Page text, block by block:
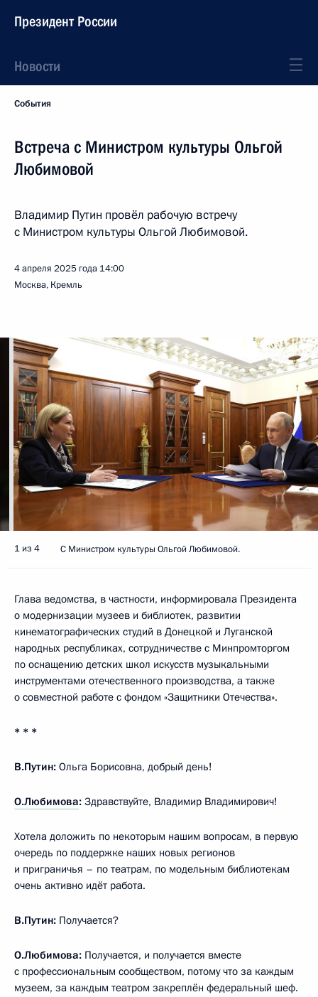
Президент России
Новости
События
Встреча с Министром культуры Ольгой
Любимовой
Владимир Путин провёл рабочую встречу
с Министром культуры Ольгой Любимовой.
4 апреля 2025 года 14:00
Москва, Кремль
1 из 4 С Министром культуры Ольгой Любимовой.
Глава ведомства, в частности, информировала Президента
о модернизации музеев и библиотек, развитии
кинематографических студий в Донецкой и Луганской
народных республиках, сотрудничестве с Минпромторгом
по оснащению детских школ искусств музыкальными
инструментами отечественного производства, а также
о совместной работе с фондом «Защитники Отечества».
* * *
В.Путин: Ольга Борисовна, добрый день!
О.Любимова: Здравствуйте, Владимир Владимирович!
Хотела доложить по некоторым нашим вопросам, в первую
очередь по поддержке наших новых регионов
и приграничья – по театрам, по модельным библиотекам
очень активно идёт работа.
В.Путин: Получается?
О.Любимова: Получается, и получается вместе
с профессиональным сообществом, потому что за каждым
музеем, за каждым театром закреплён федеральный шеф.